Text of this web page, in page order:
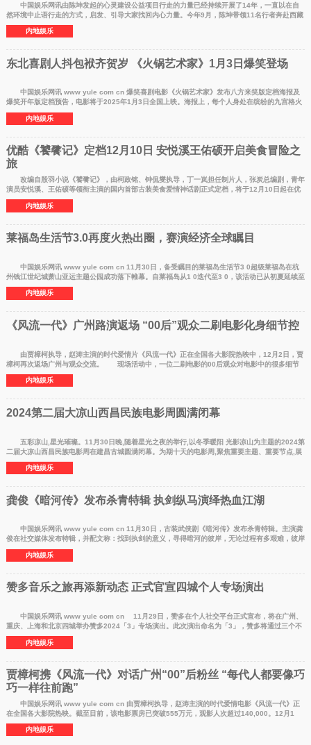
中国娱乐网讯由陈坤发起的心灵建设公益项目行走的力量已经持续开展了14年，一直以在自
然环境中止语行走的方式，启发、引导大家找回内心力量。今年9月，陈坤带领11名行者奔赴西藏
林芝巴松措，在
内地娱乐
东北喜剧人抖包袱齐贺岁 《火锅艺术家》1月3日爆笑登场
中国娱乐网讯 www yule com cn 爆笑喜剧电影《火锅艺术家》发布八方来笑版定档海报及
爆笑开年版定档预告，电影将于2025年1月3日全国上映。海报上，每个人身处在缤纷的九宫格火
锅中，不同的
内地娱乐
优酷《饕餮记》定档12月10日 安悦溪王佑硕开启美食冒险之
旅
改编自殷羽小说《饕餮记》，由柯政铭、钟侃燮执导，丁一岚担任制片人，张炭总编剧，青年
演员安悦溪、王佑硕等领衔主演的国内首部古装美食爱情神话剧正式定档，将于12月10日起在优
酷全网独播。
内地娱乐
莱福岛生活节3.0再度火热出圈，赛演经济全球瞩目
中国娱乐网讯 www yule com cn 11月30日，备受瞩目的莱福岛生活节3 0超级莱福岛在杭
州钱江世纪城萧山亚运主题公园成功落下帷幕。自莱福岛从1 0迭代至3 0，该活动已从初夏延续至
寒冬，从默
内地娱乐
《风流一代》广州路演返场 “00后”观众二刷电影化身细节控
由贾樟柯执导，赵涛主演的时代爱情片《风流一代》正在全国各大影院热映中，12月2日，贾
樟柯再次返场广州与观众交流。 现场活动中，一位二刷电影的00后观众对电影中的很多细节
深有感触：（影
内地娱乐
2024第二届大凉山西昌民族电影周圆满闭幕
五彩凉山,星光璀璨。11月30日晚,随着星光之夜的举行,以冬季暖阳 光影凉山为主题的2024第
二届大凉山西昌民族电影周在建昌古城圆满闭幕。为期十天的电影周,聚焦重要主题、重要节点,展
现了中华文
内地娱乐
龚俊《暗河传》发布杀青特辑 执剑纵马演绎热血江湖
中国娱乐网讯 www yule com cn 11月30日，古装武侠剧《暗河传》发布杀青特辑。主演龚
俊在社交媒体发布特辑，并配文称：找到执剑的意义，寻得暗河的彼岸，无论过程有多艰难，彼岸
终会到达。
内地娱乐
赞多音乐之旅再添新动态 正式官宣四城个人专场演出
中国娱乐网讯 www yule com cn 11月29日，赞多在个人社交平台正式宣布，将在广州、
重庆、上海和北京四城举办赞多2024「3」专场演出。此次演出命名为「3」，赞多将通过三个不
同的角色和故
内地娱乐
贾樟柯携《风流一代》对话广州“00”后粉丝 “每代人都要像巧
巧一样往前跑”
中国娱乐网讯 www yule com cn 由贾樟柯执导，赵涛主演的时代爱情电影《风流一代》正
在全国各大影院热映。截至目前，该电影票房已突破555万元，观影人次超过140,000。12月1
日，贾樟柯带着
内地娱乐